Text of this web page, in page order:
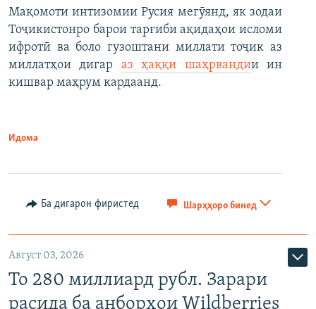
Мақомоти интизомии Русия мегӯянд, як зодаи
Тоҷикистонро барои тарғиби ақидаҳои исломи
ифротӣ ва боло гузоштани миллати тоҷик аз
миллатҳои дигар аз ҳаққи шаҳрвандии ин
кишвар маҳрум кардаанд.
Идома
Ба дигарон фиристед Шарҳҳоро бинед
Август 03, 2026
То 280 миллиард рубл. Зарари
расида ба анборҳои Wildberries